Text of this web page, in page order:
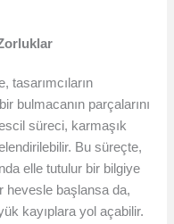
tasarımcıların
bulmacanın parçalarını
süreci, karmaşık
Bu süreçte,
elle tutulur bir bilgiye
hevesle başlansa da,
kayıplara yol açabilir.